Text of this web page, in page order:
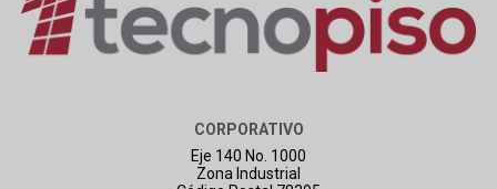
CORPORATIVO
Eje 140 No. 1000
Zona Industrial